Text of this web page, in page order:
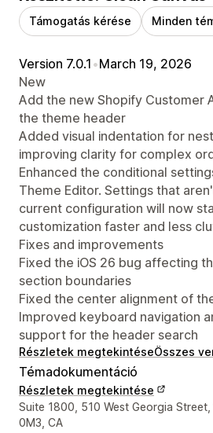
Támogatás kérése Minden
Version 7.0.1 •March 19, 2026
New
Add the new Shopify Customer
the theme header
Added visual indentation for
improving clarity for complex
Enhanced the conditional
Theme Editor. Settings that
current configuration will now
customization faster and less
Fixes and improvements
Fixed the iOS 26 bug affecting
section boundaries
Fixed the center alignment of
Improved keyboard navigation
support for the header search
Részletek megtekintéseÖsszes
Témadokumentáció
Részletek megtekintése
Dizájner kapcsolattartási adatai
Suite 1800, 510 West Georgia
0M3, CA